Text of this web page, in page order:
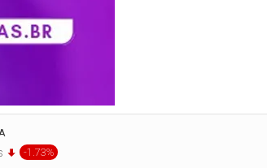
-1.73%